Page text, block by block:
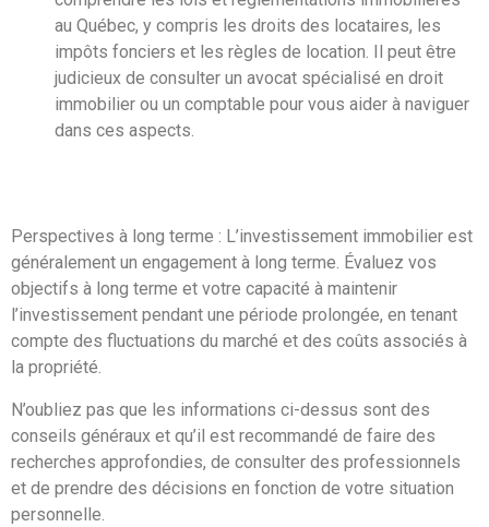
au Québec, y compris les droits des locataires, les
impôts fonciers et les règles de location. Il peut être
judicieux de consulter un avocat spécialisé en droit
immobilier ou un comptable pour vous aider à naviguer
dans ces aspects.
Perspectives à long terme : L’investissement immobilier est
généralement un engagement à long terme. Évaluez vos
objectifs à long terme et votre capacité à maintenir
l’investissement pendant une période prolongée, en tenant
compte des fluctuations du marché et des coûts associés à
la propriété.
N’oubliez pas que les informations ci-dessus sont des
conseils généraux et qu’il est recommandé de faire des
recherches approfondies, de consulter des professionnels
et de prendre des décisions en fonction de votre situation
personnelle.